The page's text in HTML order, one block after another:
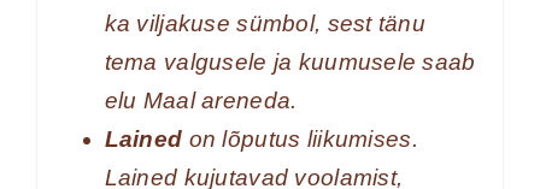
ka viljakuse sümbol, sest tänu
tema valgusele ja kuumusele saab
elu Maal areneda.
Lained on lõputus liikumises.
Lained kujutavad voolamist,